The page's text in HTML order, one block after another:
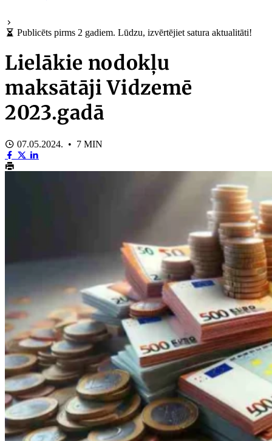
Publicēts pirms 2 gadiem. Lūdzu, izvērtējiet satura aktualitāti!
Lielākie nodokļu
maksātāji Vidzemē
2023.gadā
07.05.2024. • 7 MIN